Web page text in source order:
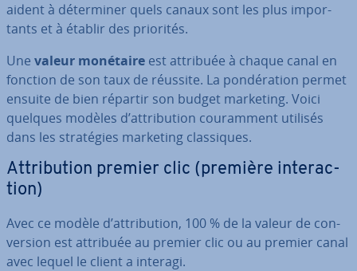
aident à dé­ter­mi­ner quels canaux sont les plus im­por­
tants et à établir des priorités.
Une valeur monétaire est attribuée à chaque canal en
fonction de son taux de réussite. La pon­dé­ra­tion permet
ensuite de bien répartir son budget marketing. Voici
quelques modèles d’at­tri­bu­tion cou­ram­ment utilisés
dans les stra­té­gies marketing clas­siques.
At­tri­bu­tion premier clic (première in­te­rac­
tion)
Avec ce modèle d’at­tri­bu­tion, 100 % de la valeur de con­
ver­sion est attribuée au premier clic ou au premier canal
avec lequel le client a interagi.